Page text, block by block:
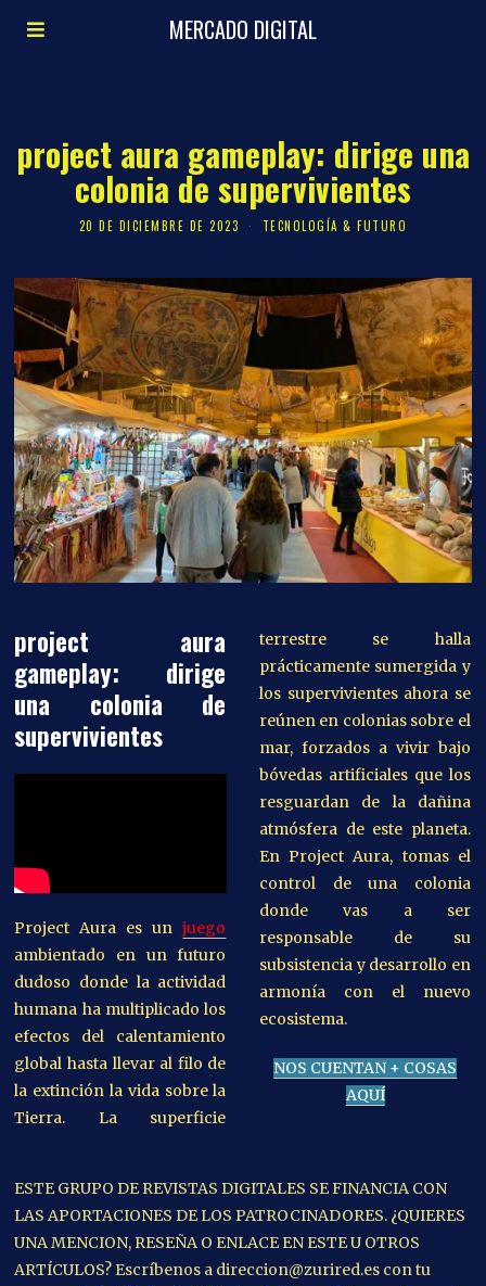
MERCADO DIGITAL
project aura gameplay: dirige una
colonia de supervivientes
20 DE DICIEMBRE DE 2023 TECNOLOGÍA & FUTURO
project aura
gameplay: dirige
una colonia de
supervivientes
Project Aura es unjuego
ambientado en un futuro
dudoso donde la actividad
humana ha multiplicado los
efectos del calentamiento
global hasta llevar al filo de
la extinción la vida sobre la
Tierra. La superficie
terrestre se halla
prácticamente sumergida y
los supervivientes ahora se
reúnen en colonias sobre el
mar, forzados a vivir bajo
bóvedas artificiales que los
resguardan de la dañina
atmósfera de este planeta.
En Project Aura, tomas el
control de una colonia
donde vas a ser
responsable de su
subsistencia y desarrollo en
armonía con el nuevo
ecosistema.
NOS CUENTAN + COSAS
AQUÍ
ESTE GRUPO DE REVISTAS DIGITALES SE FINANCIA CON
LAS APORTACIONES DE LOS PATROCINADORES. ¿QUIERES
UNA MENCION, RESEÑA O ENLACE EN ESTE U OTROS
ARTÍCULOS? Escríbenos a direccion@zurired.es con tu